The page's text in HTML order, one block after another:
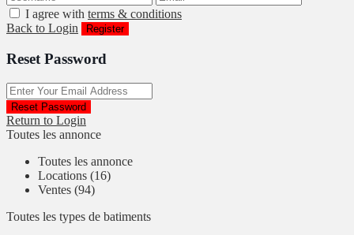
I agree with terms & conditions
Back to Login
Register
Reset Password
Reset Password
Return to Login
Toutes les annonce
Toutes les annonce
Locations (16)
Ventes (94)
Toutes les types de batiments